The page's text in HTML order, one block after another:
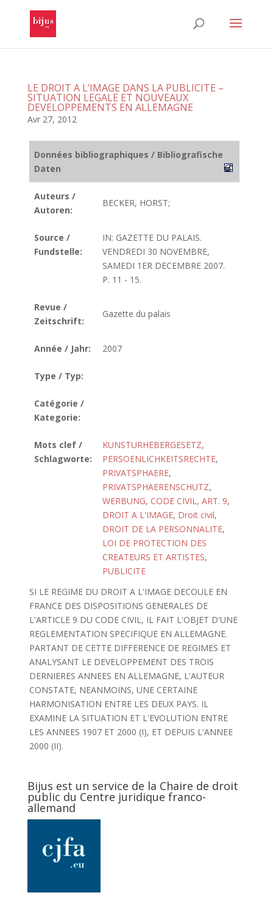
LE DROIT A L’IMAGE DANS LA PUBLICITE –
SITUATION LEGALE ET NOUVEAUX
DEVELOPPEMENTS EN ALLEMAGNE
Avr 27, 2012
Données bibliographiques / Bibliografische
Daten
Auteurs /
Autoren:
BECKER, HORST;
Source /
Fundstelle:
IN: GAZETTE DU PALAIS.
VENDREDI 30 NOVEMBRE,
SAMEDI 1ER DECEMBRE 2007.
P. 11 - 15.
Revue /
Zeitschrift:
Gazette du palais
Année / Jahr: 2007
Type / Typ:
Catégorie /
Kategorie:
Mots clef /
Schlagworte:
KUNSTURHEBERGESETZ,
PERSOENLICHKEITSRECHTE,
PRIVATSPHAERE,
PRIVATSPHAERENSCHUTZ,
WERBUNG, CODE CIVIL, ART. 9,
DROIT A L'IMAGE, Droit civil,
DROIT DE LA PERSONNALITE,
LOI DE PROTECTION DES
CREATEURS ET ARTISTES,
PUBLICITE
SI LE REGIME DU DROIT A L'IMAGE DECOULE EN
FRANCE DES DISPOSITIONS GENERALES DE
L'ARTICLE 9 DU CODE CIVIL, IL FAIT L'OBJET D'UNE
REGLEMENTATION SPECIFIQUE EN ALLEMAGNE.
PARTANT DE CETTE DIFFERENCE DE REGIMES ET
ANALYSANT LE DEVELOPPEMENT DES TROIS
DERNIERES ANNEES EN ALLEMAGNE, L'AUTEUR
CONSTATE, NEANMOINS, UNE CERTAINE
HARMONISATION ENTRE LES DEUX PAYS. IL
EXAMINE LA SITUATION ET L'EVOLUTION ENTRE
LES ANNEES 1907 ET 2000 (I), ET DEPUIS L'ANNEE
2000 (II).
Bijus est un service de la Chaire de droit
public du Centre juridique franco-
allemand